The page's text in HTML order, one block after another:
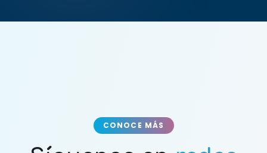
CONOCE MÁS